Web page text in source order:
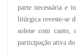
parte necessária e
litúrgica reveste-se
solene com canto,
participação ativa